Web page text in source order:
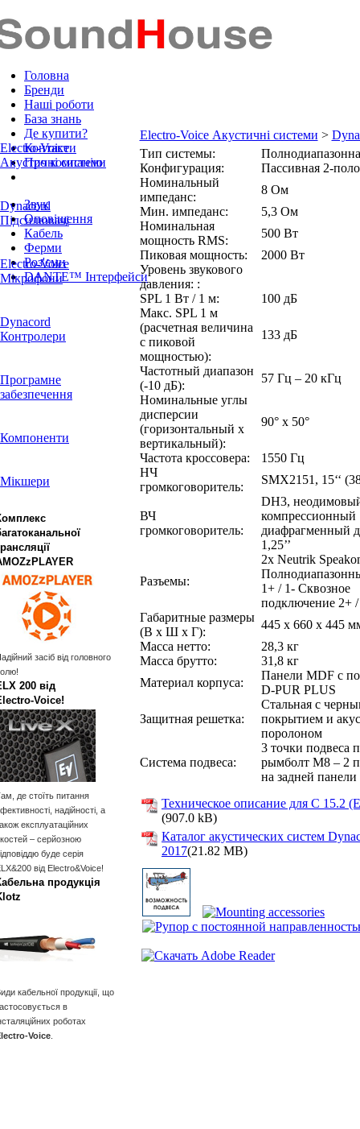
Головна
Бренди
Наші роботи
База знань
Де купити?
Контакти
Про компанію
Звук
Оповіщення
Кабель
Ферми
Роз'єми
DANTE™ Інтерфейси
Electro-Voice
Акустичні системи
Dynacord
Підсилювачі
Electro-Voice
Мікрофони
Dynacord
Контролери
Програмне
забезпечення
Компоненти
Мікшери
засіб від головного
200 від
де стоїть питання
надійності, а
експлуатаційних
– серйозною
буде серія
від Electro&Voice!
продукція
кабельної продукції, що
в
роботах
Voice
Electro-Voice Акустичні системи >
Тип системы:
Конфигурация:
Пассивная 2-
Номинальный
импеданс:
8 Ом
Мин. импеданс:
5,3 Ом
Номинальная
мощность RMS:
500 Вт
Пиковая мощность:
2000 Вт
Уровень звукового
давления: :
SPL 1 Вт / 1 м:
100 дБ
Макс. SPL 1 м
(расчетная величина
с пиковой
мощностью):
133 дБ
Частотный диапазон
(-10 дБ):
57 Гц – 20 кГц
Номинальные углы
дисперсии
(горизонтальный х
вертикальный):
90° x 50°
Частота кроссовера:
1550 Гц
НЧ
громкоговоритель:
SMX2151, 15‘‘
ВЧ
громкоговоритель:
DH3,
компрессионный
диафрагменный
1,25’’
Разъемы:
2x Neutrik
1+ / 1- Сквозное
подключение 2+
Габаритные размеры
(В x Ш x Г):
445 x 660 x 445
Масса нетто:
28,3 кг
Масса брутто:
31,8 кг
Материал корпуса:
Панели MDF с
D-PUR PLUS
Защитная решетка:
Стальная с
покрытием и
поролоном
Система подвеса:
3 точки подвеса
рымболт M8 – 2
на задней панели
Техническое описание для C 15.2
(907.0 kB)
Каталог акустических систем
2017(21.82 MB)